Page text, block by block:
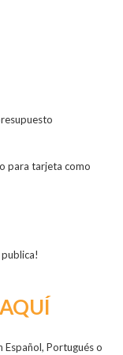
para tarjeta como
AQUÍ
Español, Portugués o